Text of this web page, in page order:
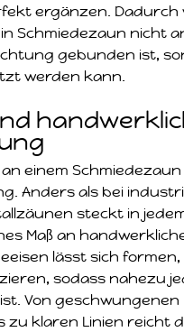
ergänzen. Dadurch
Schmiedezaun nicht
gebunden ist,
werden kann.
einem
Anders als bei
steckt in
Maß an
lässt sich formen,
sodass nahezu
Von geschwungenen
zu klaren Linien reicht